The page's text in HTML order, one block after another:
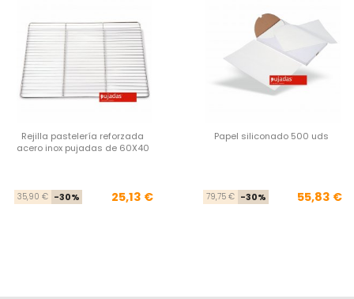
Rejilla pastelería reforzada
acero inox pujadas de 60X40
Precio base
35,90 € -30% Precio
25,13 €
Papel siliconado 500 uds
79,75 € -30% 55,83 €